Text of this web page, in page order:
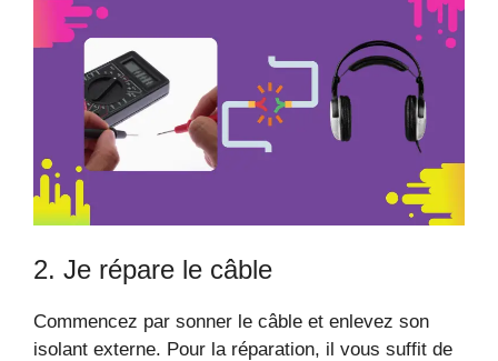
2. Je répare le câble
Commencez par sonner le câble et enlevez son
isolant externe. Pour la réparation, il vous suffit de